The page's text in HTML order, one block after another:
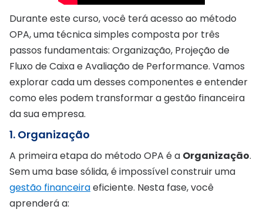
Durante este curso, você terá acesso ao método
OPA, uma técnica simples composta por três
passos fundamentais: Organização, Projeção de
Fluxo de Caixa e Avaliação de Performance. Vamos
explorar cada um desses componentes e entender
como eles podem transformar a gestão financeira
da sua empresa.
1. Organização
A primeira etapa do método OPA é a Organização.
Sem uma base sólida, é impossível construir uma
gestão financeiraeficiente. Nesta fase, você
aprenderá a: